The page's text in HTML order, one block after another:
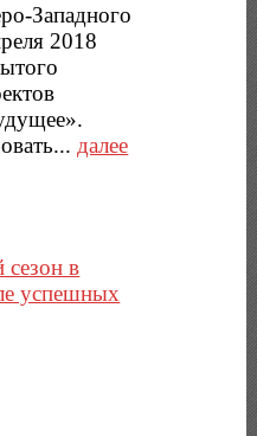
Западного
2018
далее
в
успешных